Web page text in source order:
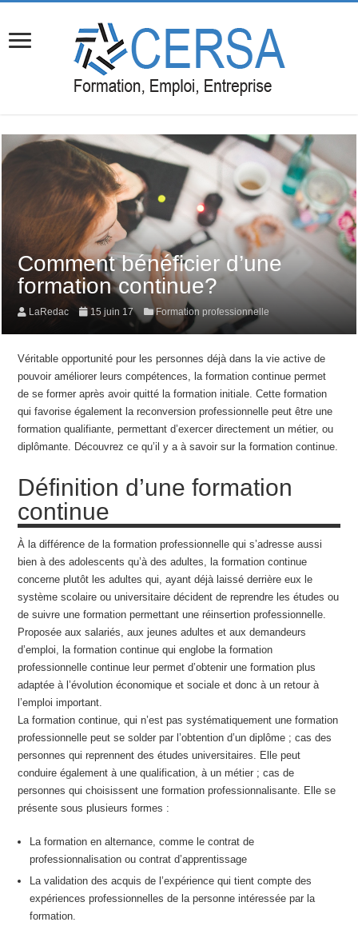
Comment bénéficier d’une
formation continue?
LaRedac 15 juin 17 Formation professionnelle
Véritable opportunité pour les personnes déjà dans la vie active de
pouvoir améliorer leurs compétences, la formation continue permet
de se former après avoir quitté la formation initiale. Cette formation
qui favorise également la reconversion professionnelle peut être une
formation qualifiante, permettant d’exercer directement un métier, ou
diplômante. Découvrez ce qu’il y a à savoir sur la formation continue.
Définition d’une formation
continue
À la différence de la formation professionnelle qui s’adresse aussi
bien à des adolescents qu’à des adultes, la formation continue
concerne plutôt les adultes qui, ayant déjà laissé derrière eux le
système scolaire ou universitaire décident de reprendre les études ou
de suivre une formation permettant une réinsertion professionnelle.
Proposée aux salariés, aux jeunes adultes et aux demandeurs
d’emploi, la formation continue qui englobe la formation
professionnelle continue leur permet d’obtenir une formation plus
adaptée à l’évolution économique et sociale et donc à un retour à
l’emploi important.
La formation continue, qui n’est pas systématiquement une formation
professionnelle peut se solder par l’obtention d’un diplôme ; cas des
personnes qui reprennent des études universitaires. Elle peut
conduire également à une qualification, à un métier ; cas de
personnes qui choisissent une formation professionnalisante. Elle se
présente sous plusieurs formes :
La formation en alternance, comme le contrat de
professionnalisation ou contrat d’apprentissage
La validation des acquis de l’expérience qui tient compte des
expériences professionnelles de la personne intéressée par la
formation.